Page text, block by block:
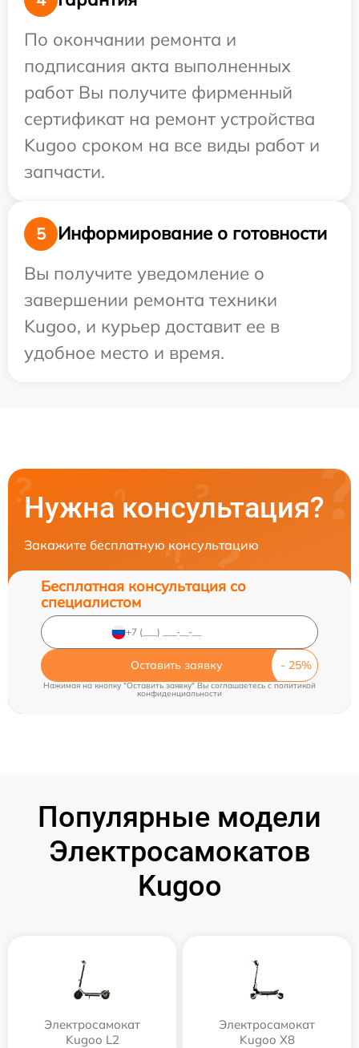
По окончании ремонта и
подписания акта выполненных
работ Вы получите фирменный
сертификат на ремонт устройства
Kugoo сроком на все виды работ и
запчасти.
5
Информирование о готовности
Вы получите уведомление о
завершении ремонта техники
Kugoo, и курьер доставит ее в
удобное место и время.
Нужна консультация?
Закажите бесплатную консультацию
Бесплатная консультация со
специалистом
Оставить заявку
Нажимая на кнопку "Оставить заявку" Вы соглашаетесь cполитикой
конфиденциальности
Популярные модели
Электросамокатов
Kugoo
Электросамокат
Kugoo L2
Электросамокат
Kugoo X8